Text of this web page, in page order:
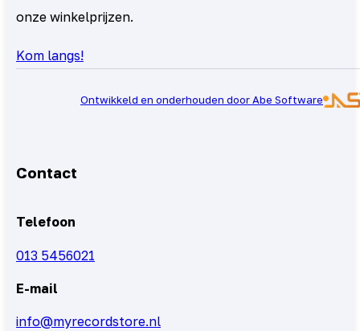
onze winkelprijzen.
Kom langs!
Ontwikkeld en onderhouden door Abe Software
Contact
Telefoon
013 5456021
E-mail
info@myrecordstore.nl